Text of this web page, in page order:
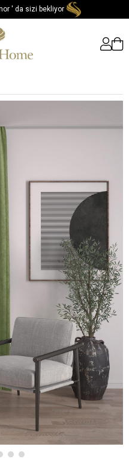
' da sizi bekliyor